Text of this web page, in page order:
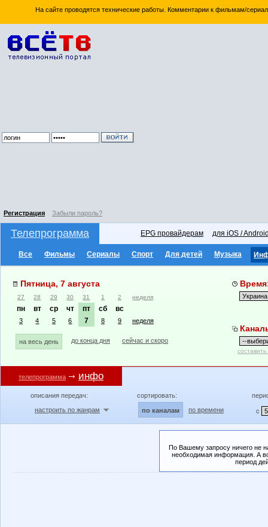
На сайте проводятся технические работы. Комментарии к фильмам/
Регистрация Забыли пароль?
Телепрограмма EPG провайдерам для iOS /
Все Фильмы Сериалы Спорт Для детей Музыка
Пятница, 7 августа
27 28 29 30 31 1 2 неделя
пн вт ср чт пт сб вс
3 4 5 6 7 8 9 неделя
на весь день до конца дня сейчас и скоро
телепрограмма инфо
описания передач:
настроить по жанрам
сортировать:
по каналам по времени с
По Вашему запросу ничего не
необходимая информация. А
период